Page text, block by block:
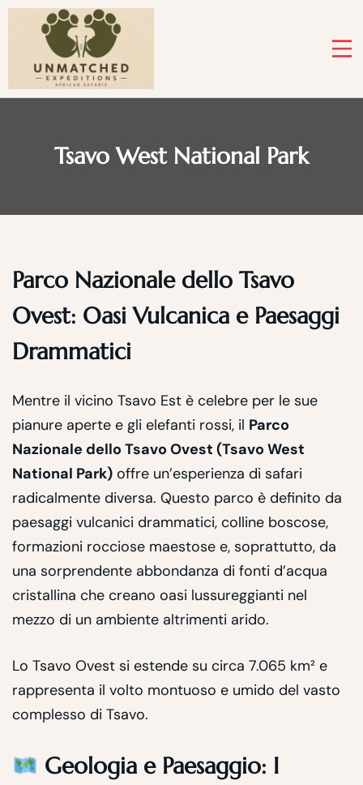
Skip
content
Tsavo West National Park
Parco Nazionale dello Tsavo
Ovest: Oasi Vulcanica e Paesaggi
Drammatici
Mentre il vicino Tsavo Est è celebre per le sue
pianure aperte e gli elefanti rossi, il Parco
Nazionale dello Tsavo Ovest (Tsavo West
National Park) offre un’esperienza di safari
radicalmente diversa. Questo parco è definito da
paesaggi vulcanici drammatici, colline boscose,
formazioni rocciose maestose e, soprattutto, da
una sorprendente abbondanza di fonti d’acqua
cristallina che creano oasi lussureggianti nel
mezzo di un ambiente altrimenti arido.
Lo Tsavo Ovest si estende su circa 7.065 km² e
rappresenta il volto montuoso e umido del vasto
complesso di Tsavo.
Geologia e Paesaggio: I